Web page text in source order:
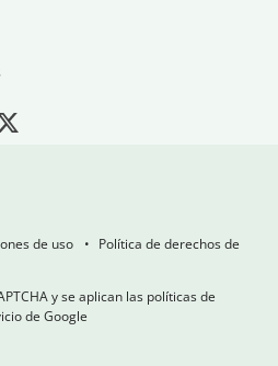
de uso
Política de derechos de
y se aplican las políticas de
de Google